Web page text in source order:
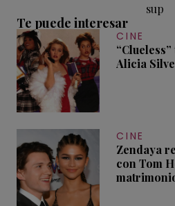
sup
Te puede interesar
CINE
Alicia
CINE
Zendaya
con Tom